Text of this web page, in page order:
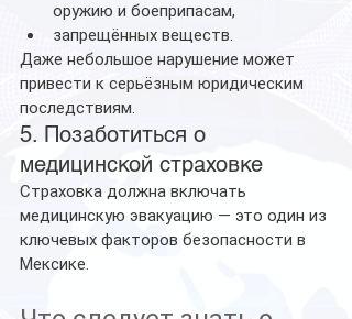
оружию и боеприпасам,
запрещённых веществ.
Даже небольшое нарушение может
привести к серьёзным юридическим
последствиям.
5. Позаботиться о
медицинской страховке
Страховка должна включать
медицинскую эвакуацию — это один из
ключевых факторов безопасности в
Мексике.